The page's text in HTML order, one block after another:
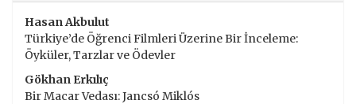
Hasan Akbulut
Türkiye’de Öğrenci Filmleri Üzerine Bir İnceleme:
Öyküler, Tarzlar ve Ödevler
Gökhan Erkılıç
Bir Macar Vedası: Jancsó Miklós